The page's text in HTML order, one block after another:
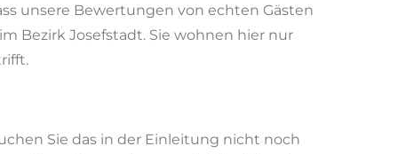
unsere Bewertungen von echten Gästen
Bezirk Josefstadt. Sie wohnen hier nur
Sie das in der Einleitung nicht noch